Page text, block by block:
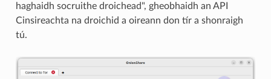
haghaidh socruithe droichead", gheobhaidh an API
Cinsireachta na droichid a oireann don tír a shonraigh
tú.